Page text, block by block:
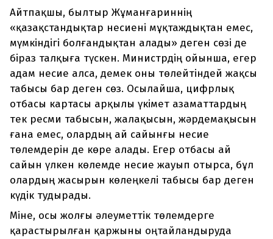
Айтпақшы, былтыр Жұманғариннің
«қазақстандықтар несиені мұқтаждықтан емес,
мүмкіндігі болғандықтан алады» деген сөзі де
біраз талқыға түскен. Министрдің ойынша, егер
адам несие алса, демек оны төлейтіндей жақсы
табысы бар деген сөз. Осылайша, цифрлық
отбасы картасы арқылы үкімет азаматтардың
тек ресми табысын, жалақысын, жәрдемақысын
ғана емес, олардың ай сайынғы несие
төлемдерін де көре алады. Егер отбасы ай
сайын үлкен көлемде несие жауып отырса, бұл
олардың жасырын көлеңкелі табысы бар деген
күдік тудырады.
Міне, осы жолғы әлеуметтік төлемдерге
қарастырылған қаржыны оңтайландыруда